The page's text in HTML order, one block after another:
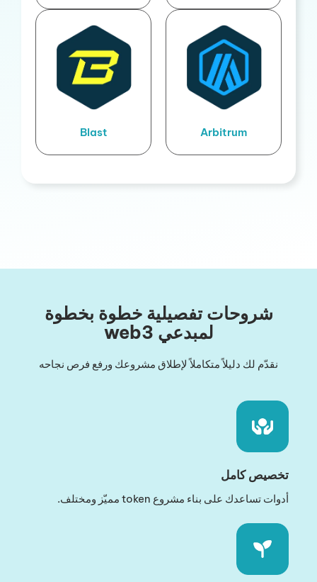
Arbitrum
Blast
شروحات تفصيلية خطوة بخطوة
لمبدعي web3
نقدّم لك دليلاً متكاملاً لإطلاق مشروعك ورفع فرص نجاحه
تخصيص كامل
أدوات تساعدك على بناء مشروع token مميّز ومختلف.